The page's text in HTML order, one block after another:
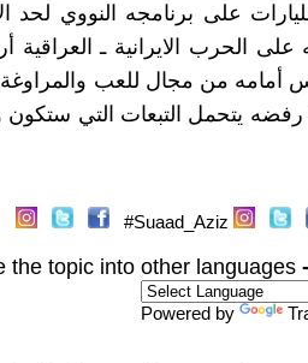
على برنامجه النووي لحد
الحرب الايرانية ـ العراقية
من مجال للعب والمراوغة
رفضه يتحمل التبعات التي ستکون
Suaad_Aziz#
the topic into other languages
Powered by